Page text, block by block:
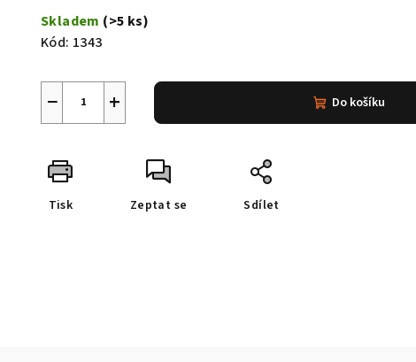
cena:
Skladem (>5 ks)
Kód: 1343
+
− Do košíku
Tisk Zeptat se Sdílet